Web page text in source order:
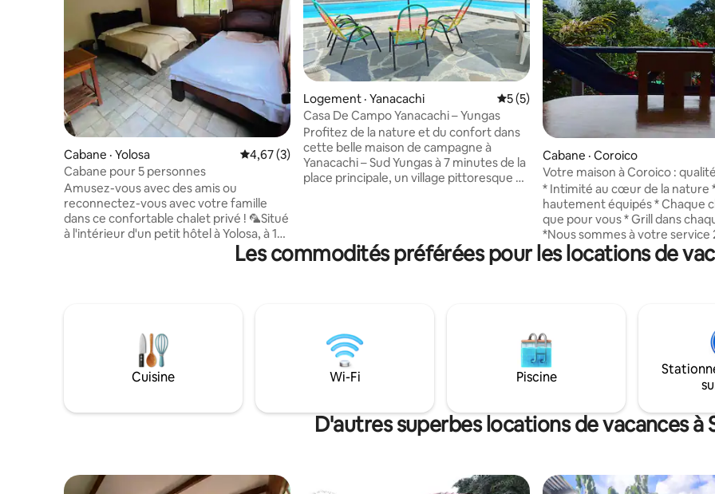
Cabane · Yolosa Note moyenne de 4,67 sur 5, 3 commentaires
4,67 (3)
Cabane pour 5 personnes
Amusez-vous avec des amis ou
reconnectez-vous avec votre famille
dans ce confortable chalet privé ! 🦜Situé
à l'intérieur d'un petit hôtel à Yolosa, à 15
part de La Paz et vous laisse exactement
extérieures, salle de jeux, parc pour
enfants, parking, aire de camping, etc. 🦜
Nous disposons de chambres si vous
avez besoin de plus/moins d'espace
Logement · Yanacachi Note moyenne de 5 sur 5, 5
5 (5)
Casa De Campo Yanacachi – Yungas
Profitez de la nature et du confort dans
cette belle maison de campagne à
Yanacachi – Sud Yungas à 7 minutes de la
place principale, un village pittoresque à
montagnes et avec tous les services de
base, télévision par câble, jeux de
Cabane · Coroico
Votre maison à Coroico :
et café
* Intimité au cœur de la nature
hautement équipés * Chaque
que pour vous * Grill dans
*Nous sommes à votre service
7 j/7 * Piscine * Salle de jeux *
confortable et sécurisé * Petit
principale de Coroico * La
douche * Les meilleures vues
votre chalet * Capacité
personnes * Nous avons le
à notre forêt privée
Les commodités préférées pour les locations de
Cuisine Wi-Fi Piscine
D'autres superbes locations de vacances à